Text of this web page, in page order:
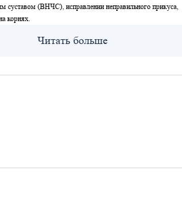
суставом (ВНЧС), исправлении неправильного прикуса,
корнях.